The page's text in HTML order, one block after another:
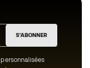
S'ABONNER